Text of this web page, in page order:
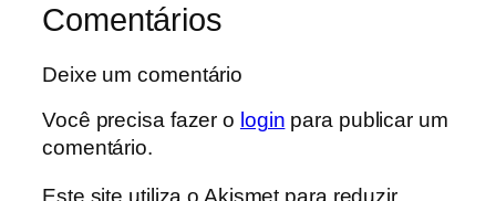
Comentários
Deixe um comentário
Você precisa fazer o login para publicar um
comentário.
Este site utiliza o Akismet para reduzir